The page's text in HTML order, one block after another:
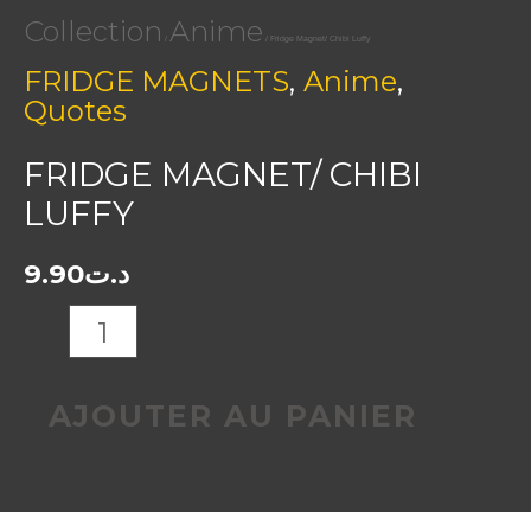
Collection / Anime / Fridge Magnet/ Chibi Luffy
FRIDGE MAGNETS, Anime,
Quotes
FRIDGE MAGNET/ CHIBI
LUFFY
د.ت9.90
AJOUTER AU PANIER